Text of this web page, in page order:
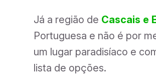
Já a região de Cascais e
Portuguesa e não é por
um lugar paradisíaco e
lista de opções.